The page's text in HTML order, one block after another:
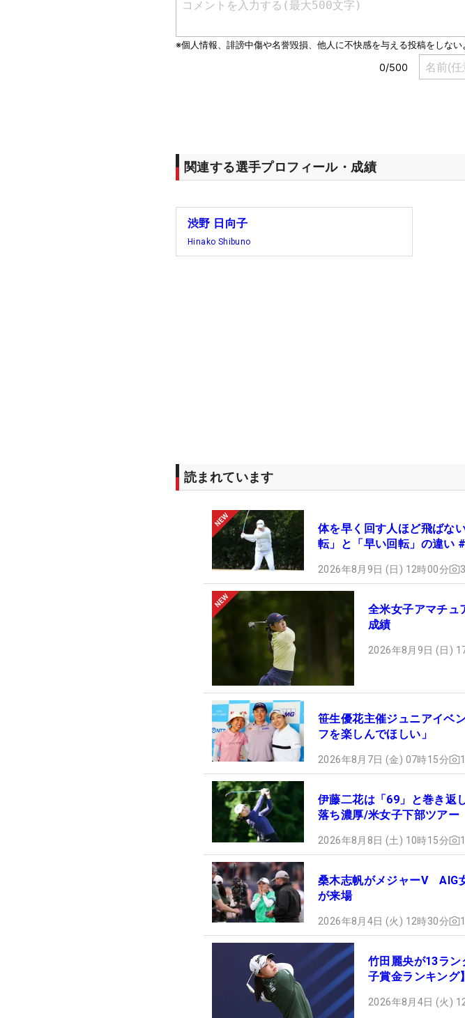
関連する選手プロフィール・成績
渋野 日向子
Hinako Shibuno
読まれています
体を早く回す人ほど飛ばな
転」と「早い回転」の違い
2026年8月9日 (日) 12時00分
全米女子アマチ
成績
2026年8月9日 (日)
笹生優花主催ジュニアイベ
フを楽しんでほしい」
2026年8月7日 (金) 07時15分
伊藤二花は「69」と巻き
落ち濃厚/米女子下部ツアー
2026年8月8日 (土) 10時15分 1
桑木志帆がメジャーV AIG
が来場
2026年8月4日 (火) 12時30分 1
竹田麗央が13ラ
子賞金ランキング】
2026年8月4日 (火)